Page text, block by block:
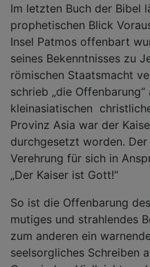
Im letzten Buch der Bibel
prophetischen Blick
Insel Patmos offenbart
seines Bekenntnisses zu
römischen Staatsmacht
schrieb „die Offenbarung“
kleinasiatischen
Provinz Asia war der
durchgesetzt worden.
Verehrung für sich in
„Der Kaiser ist Gott!“
So ist die Offenbarung
mutiges und strahlendes
zum anderen ein
seelsorgliches Schreiben